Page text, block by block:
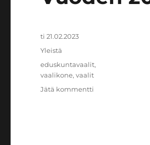
Julkaistu
ti 21.02.2023
Kategoriat
Yleistä
Avainsanat
eduskuntavaalit,
vaalikone,vaalit
Jätä kommentti